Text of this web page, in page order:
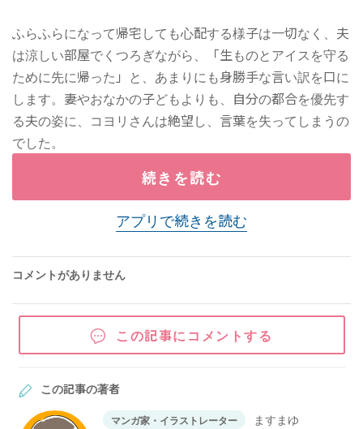
ふらふらになって帰宅しても心配する様子は一切なく、夫
は涼しい部屋でくつろぎながら、「生ものとアイスを守る
ために先に帰った」と、あまりにも身勝手な言い訳を口に
します。妻やおなかの子どもよりも、自分の都合を優先す
る夫の姿に、コヨリさんは絶望し、言葉を失ってしまうの
でした。
続きを読む
アプリで続きを読む
コメントがありません
この記事にコメントする
この記事の著者
マンガ家・イラストレーター ますまゆ